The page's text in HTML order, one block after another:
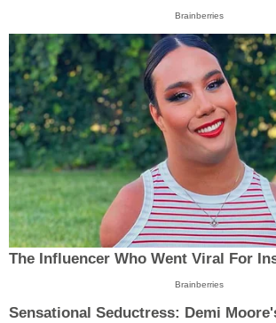
Brainberries
The Influencer Who Went Viral For
Brainberries
Sensational Seductress: Demi